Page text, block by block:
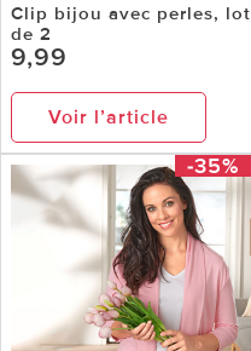
Clip bijou avec perles, lot
de 2
9,99
Voir l’article
-35%